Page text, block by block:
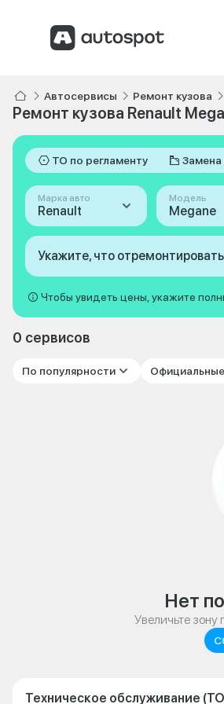
Автосервисы Ремонт кузова
Ремонт кузова Renault
ТО по регламенту Замена
Марка авто
Renault
Модель
Megane
Укажите, что отремонтировать
Чтобы увидеть цены, укажите
0 сервисов
По популярности
Нет
Увеличьте зону
Техническое обслуживание